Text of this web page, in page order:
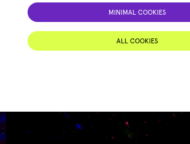
MINIMAL COOKIES
ALL COOKIES
Skip